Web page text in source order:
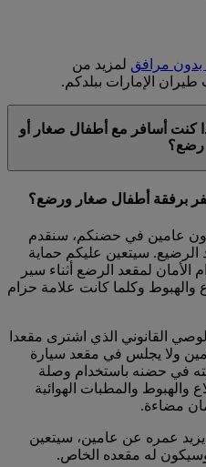
مرافق لمزيد من
طيران الإمارات ببلدكم.
كنت أسافر مع أطفال صغار أو
رضع؟
برفقة أطفال صغار ورضع؟
عامين في حضنكم، سنقدم
سيتعين عليكم حماية
الأمان لمقعد الرضع أثناء سير
والهبوط وكلما كانت علامة حزام
القانوني الذي اشترى مقعدا
ولا يجلس في مقعد سيارة
في حضنه باستخدام وصلة
والهبوط والمطبات الهوائية
مضاءة.
عمره عن عامين، سيتعين
له مقعده الخاص.